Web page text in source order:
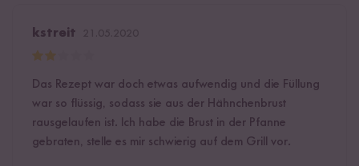
kstreit
Das Rezept war doch etwas aufwendig und die Füllung
war so flüssig, sodass sie aus der Hähnchenbrust
rausgelaufen ist. Ich habe die Brust in der Pfanne
gebraten, stelle es mir schwierig auf dem Grill vor.